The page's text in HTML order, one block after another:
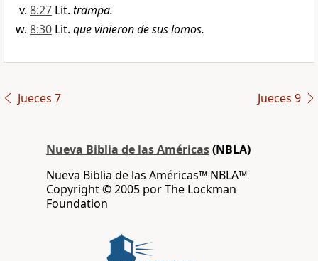
8:27 Lit. trampa.
8:30 Lit. que vinieron de sus lomos.
Jueces 7 Jueces 9
Nueva Biblia de las Américas(NBLA)
Nueva Biblia de las Américas™ NBLA™
Copyright © 2005 por The Lockman
Foundation